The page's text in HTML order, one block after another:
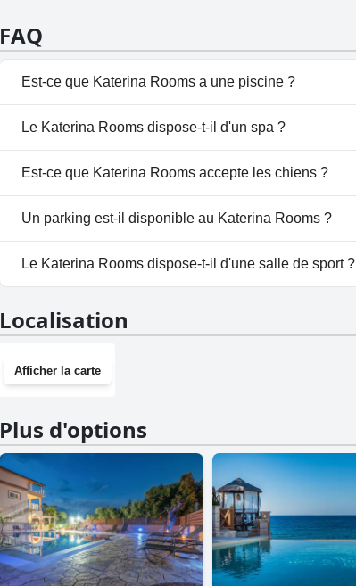
FAQ
Est-ce que Katerina Rooms a une piscine ?
Non, Katerina Rooms n'a pas de piscine.
Le Katerina Rooms dispose-t-il d'un spa ?
Non, il n'y a pas de spa à Katerina Rooms.
Est-ce que Katerina Rooms accepte les chiens ?
Non, Katerina Rooms n'accepte pas les chiens.
Un parking est-il disponible au Katerina Rooms ?
Non, il n'y a pas de parking à Katerina Rooms.
Le Katerina Rooms dispose-t-il d'une salle de sport ?
Localisation
Afficher la carte
Plus d'options